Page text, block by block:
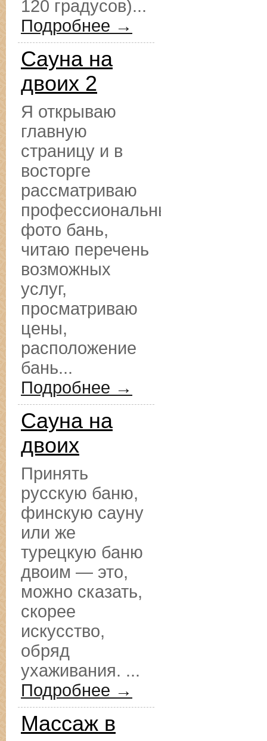
120 градусов)...
Подробнее →
Сауна на
двоих 2
Я открываю
главную
страницу и в
восторге
рассматриваю
профессиональные
фото бань,
читаю перечень
возможных
услуг,
просматриваю
цены,
расположение
бань...
Подробнее →
Сауна на
двоих
Принять
русскую баню,
финскую сауну
или же
турецкую баню
двоим — это,
можно сказать,
скорее
искусство,
обряд
ухаживания. ...
Подробнее →
Массаж в